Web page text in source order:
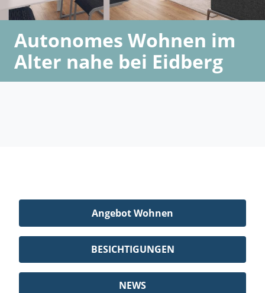
Autonomes Wohnen im
Alter nahe bei Eidberg
Angebot Wohnen
BESICHTIGUNGEN
NEWS